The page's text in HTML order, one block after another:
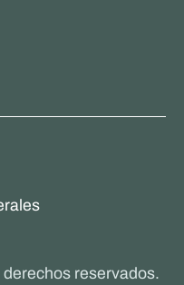
reservados.